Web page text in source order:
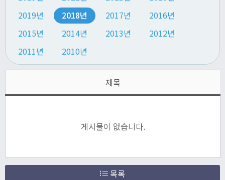
2019년
2018년 2017년
2016년
2015년
2014년 2013년
2012년
2011년
2010년
제목
게시물이 없습니다.
목록